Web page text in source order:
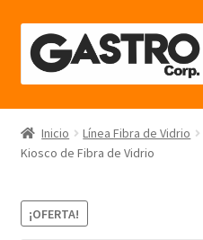
al
contenido
Línea Frío
Línea Calor
Línea Neutro
Inicio Línea Fibra de Vidrio
Kiosco de Fibra de Vidrio
¡OFERTA!